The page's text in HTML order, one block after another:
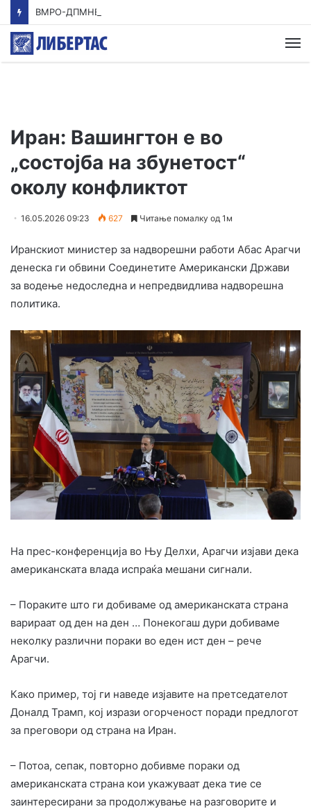
Иран: Вашингтон е во
„состојба на збунетост“
околу конфликтот
16.05.2026 09:23 627 Читање помалку од 1м
Иранскиот министер за надворешни работи Абас Арагчи
денеска ги обвини Соединетите Американски Држави
за водење недоследна и непредвидлива надворешна
политика.
На прес-конференција во Њу Делхи, Арагчи изјави дека
американската влада испраќа мешани сигнали.
– Пораките што ги добиваме од американската страна
варираат од ден на ден … Понекогаш дури добиваме
неколку различни пораки во еден ист ден – рече
Арагчи.
Како пример, тој ги наведе изјавите на претседателот
Доналд Трамп, кој изрази огорченост поради предлогот
за преговори од страна на Иран.
– Потоа, сепак, повторно добивме пораки од
американската страна кои укажуваат дека тие се
заинтересирани за продолжување на разговорите и